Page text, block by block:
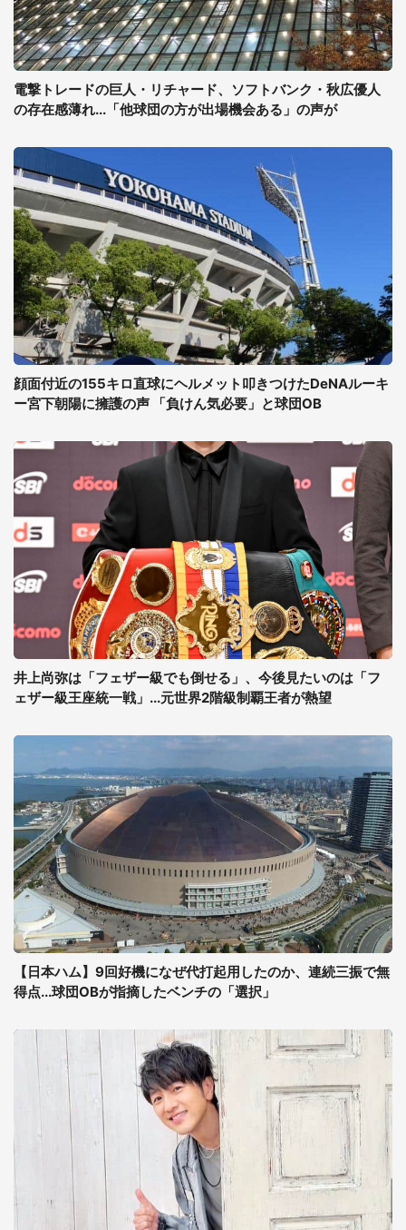
電撃トレードの巨人・リチャード、ソフトバンク・秋広優人
の存在感薄れ...「他球団の方が出場機会ある」の声が
顔面付近の155キロ直球にヘルメット叩きつけたDeNAルーキ
ー宮下朝陽に擁護の声 「負けん気必要」と球団OB
井上尚弥は「フェザー級でも倒せる」、今後見たいのは「フ
ェザー級王座統一戦」...元世界2階級制覇王者が熱望
【日本ハム】9回好機になぜ代打起用したのか、連続三振で無
得点...球団OBが指摘したベンチの「選択」